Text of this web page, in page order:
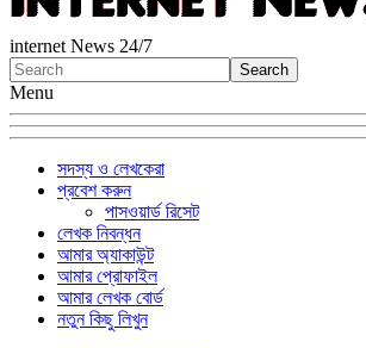
internet News 24/7
Menu
সদস্য ও লেখকেরা
প্রবেশ করুন
পাসওয়ার্ড রিসেট
লেখক নিবন্ধন
আমার অ্যাকাউন্ট
আমার প্রোফাইল
আমার লেখক বোর্ড
নতুন কিছু লিখুন